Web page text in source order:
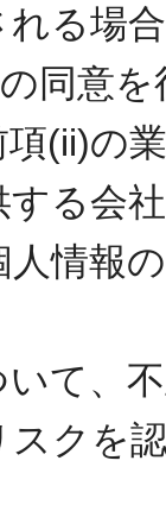
れる場合
同意を
項(ii)の
る会
情報
いて、
スクを